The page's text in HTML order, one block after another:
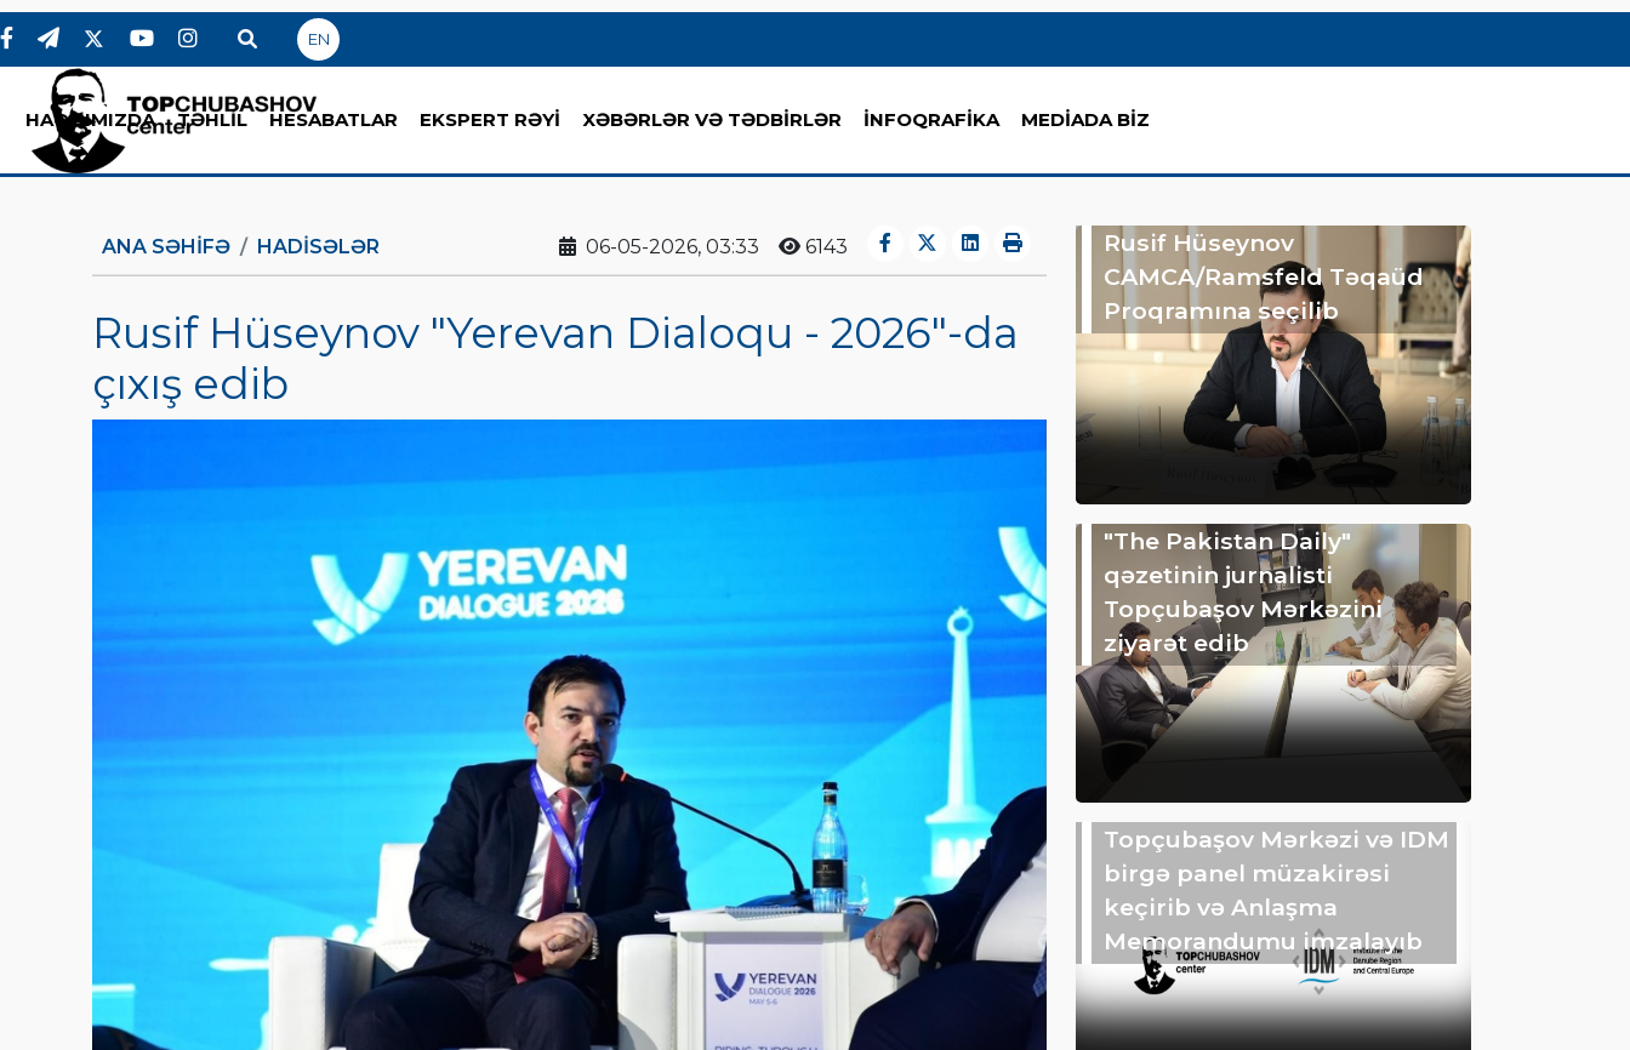
EN
HAQQIMIZDA TƏHLİL HESABATLAR EKSPERT RƏYİ XƏBƏRLƏR VƏ TƏDBİRLƏR İNFOQRAFİKA MEDİADA BİZ
ANA SƏHIFƏ HADİSƏLƏR 06-05-2026, 03:33 6143
Rusif Hüseynov "Yerevan Dialoqu - 2026"-da
çıxış edib
Rusif Hüseynov
CAMCA/Ramsfeld Təqaüd
Proqramına seçilib
"The Pakistan Daily"
qəzetinin jurnalisti
Topçubaşov Mərkəzini
ziyarət edib
Topçubaşov Mərkəzi və IDM
birgə panel müzakirəsi
keçirib və Anlaşma
Memorandumu imzalayıb